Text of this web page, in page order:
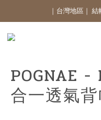
｜台灣地區｜
POGNAE -
合一透氣背